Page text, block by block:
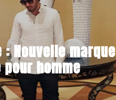
Nouvelle marque
homme